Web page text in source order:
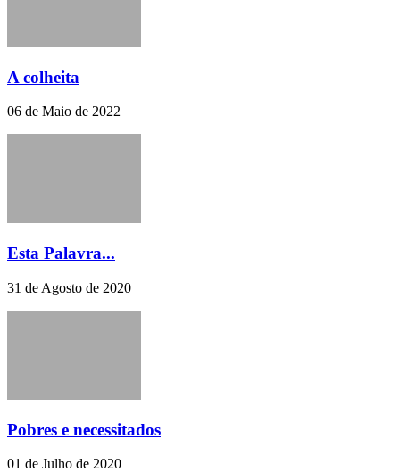
A colheita
06 de Maio de 2022
Esta Palavra...
31 de Agosto de 2020
Pobres e necessitados
01 de Julho de 2020